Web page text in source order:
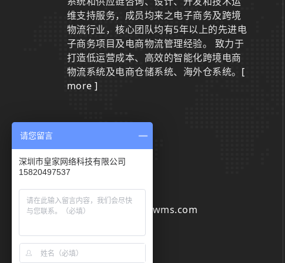
维支持服务，成员均来之电子商务及跨境
物流行业，核心团队均有5年以上的先进电
子商务项目及电商物流管理经验。 致力于
打造低运营成本、高效的智能化跨境电商
物流系统及电商仓储系统、海外仓系统。 [
more ]
联系我们
0755-29801942
sales@huangjiawms.com
请您留言
深圳市皇家网络科技有限公司
15820497537